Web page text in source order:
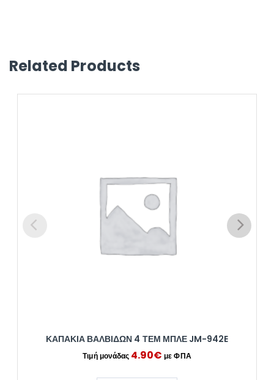
Related Products
ΚΑΠΑΚΙΑ ΒΑΛΒΙΔΩΝ 4 ΤΕΜ ΜΠΛΕ JM-942E
4.90€